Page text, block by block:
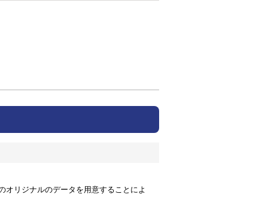
オリジナルのデータを用意することによ